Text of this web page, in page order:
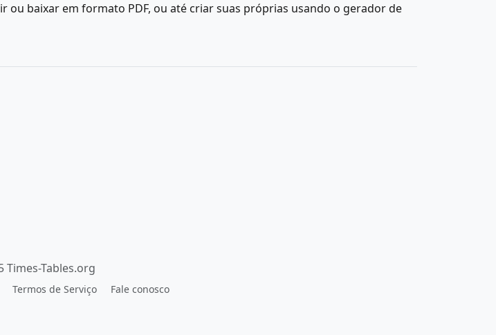
baixar em formato PDF, ou até criar suas próprias usando o gerador de
Times-Tables.org
Termos de Serviço Fale conosco